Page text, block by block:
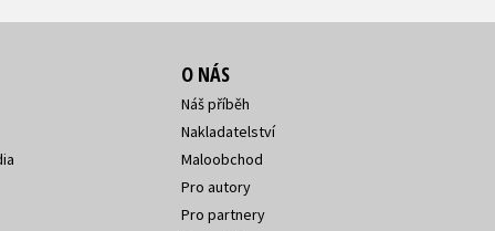
O NÁS
Náš příběh
Nakladatelství
Maloobchod
Pro autory
Pro partnery